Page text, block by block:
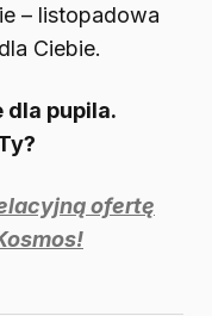
– listopadowa
Ciebie.
dla pupila.
ofertę